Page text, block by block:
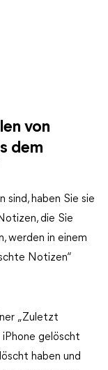
von
dem
sind, haben Sie sie
die Sie
werden in einem
Notizen“
„Zuletzt
iPhone gelöscht
haben und